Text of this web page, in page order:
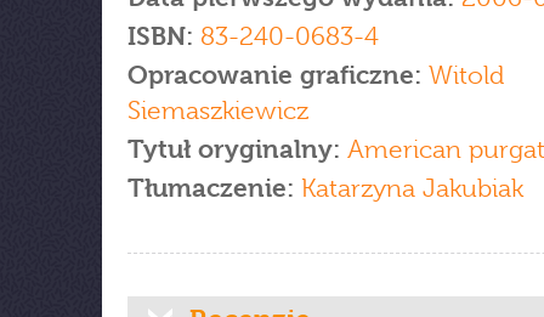
ISBN: 83-240-0683-4
Opracowanie graficzne: Witold
Siemaszkiewicz
Tytuł oryginalny: American
Tłumaczenie: Katarzyna Jakubiak